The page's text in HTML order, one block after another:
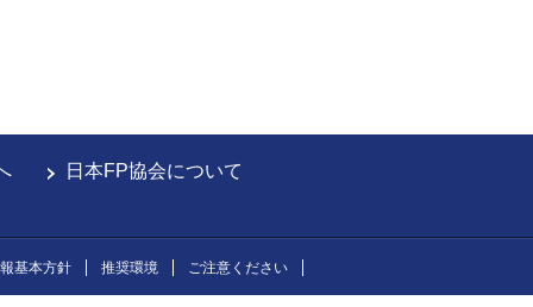
日本FP協会について
基本方針 推奨環境 ご注意ください